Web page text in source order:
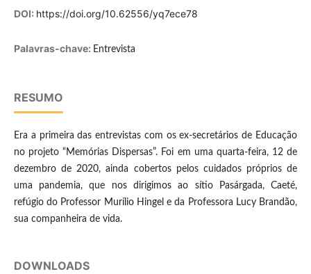
DOI: https://doi.org/10.62556/yq7ece78
Palavras-chave: Entrevista
RESUMO
Era a primeira das entrevistas com os ex-secretários de Educação
no projeto “Memórias Dispersas”. Foi em uma quarta-feira, 12 de
dezembro de 2020, ainda cobertos pelos cuidados próprios de
uma pandemia, que nos dirigimos ao sítio Pasárgada, Caeté,
refúgio do Professor Murílio Hingel e da Professora Lucy Brandão,
sua companheira de vida.
DOWNLOADS